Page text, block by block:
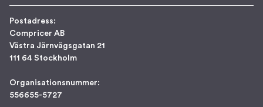
Postadress:
Compricer AB
Västra Järnvägsgatan 21
111 64 Stockholm
Organisationsnummer:
556655-5727